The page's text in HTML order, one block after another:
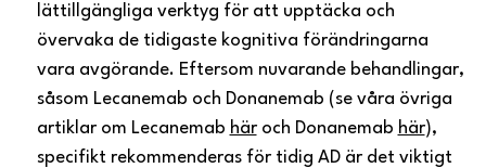
lättillgängliga verktyg för att upptäcka och
övervaka de tidigaste kognitiva förändringarna
vara avgörande. Eftersom nuvarande behandlingar,
såsom Lecanemab och Donanemab (se våra övriga
artiklar om Lecanemab häroch Donanemab här),
specifikt rekommenderas för tidig AD är det viktigt